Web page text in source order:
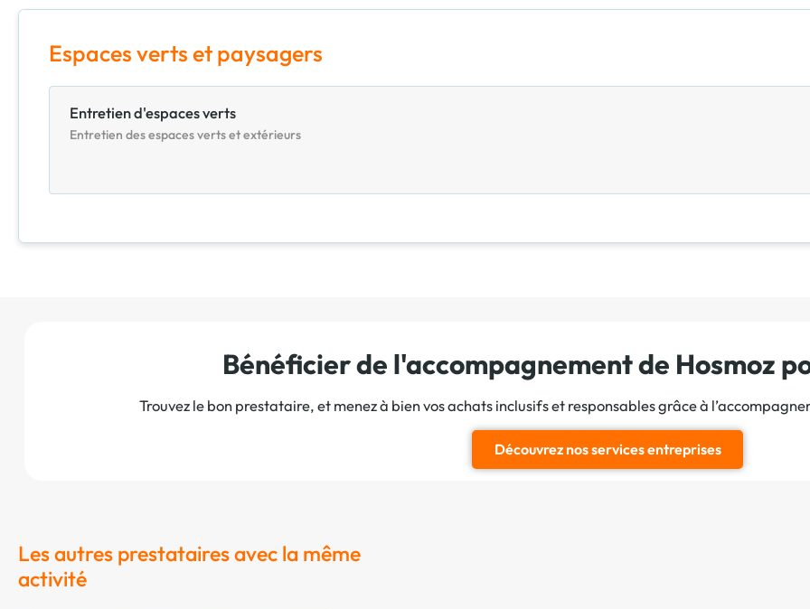
Espaces verts et paysagers
Entretien d'espaces verts
Entretien des espaces verts et extérieurs
Bénéficier de l'accompagnement de Hosmoz
Trouvez le bon prestataire, et menez à bien vos achats inclusifs et responsables grâce à
Découvrez nos services entreprises
Les autres prestataires avec la même
activité